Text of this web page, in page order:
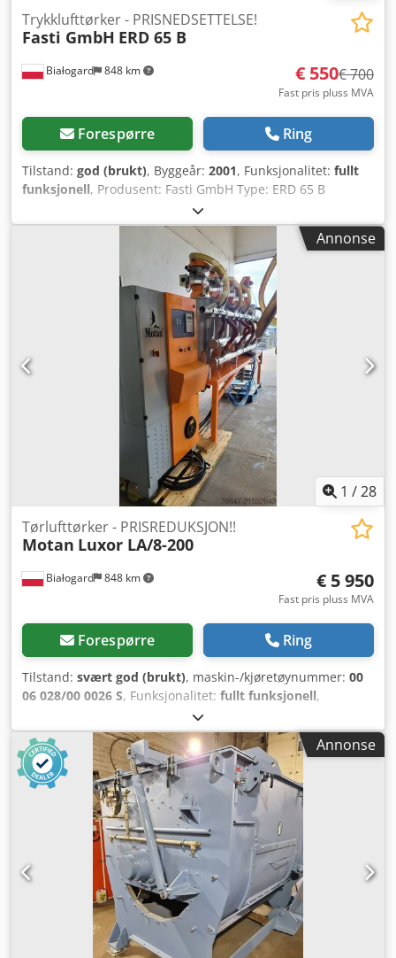
Białogard 848 km
Trykklufttørker - PRISNEDSETTELSE!
Fasti GmbH ERD 65 B
€ 550€ 700
Fast pris pluss MVA
Forespørre Ring
Tilstand: god (brukt), Byggeår: 2001, Funksjonalitet: fullt
funksjonell, Produsent: Fasti GmbH Type: ERD 65 B
Tilslutningseffekt: 0,9 kW PRISREDUKSJON FRA 700 TIL 550
EUR!!! Dcedpfxsvzwrbj Ai Sjk
Annonse
1 /28
Białogard 848 km
Tørlufttørker - PRISREDUKSJON!!
Motan Luxor LA/8-200
€ 5 950
Fast pris pluss MVA
Forespørre Ring
Tilstand: svært god (brukt), maskin-/kjøretøynummer: 00
06 028/00 0026 S, Funksjonalitet: fullt funksjonell,
Tørklufttørker Produsent: Motan Type: Luxor LA/8-200
Tilkoblingseffekt: 6 kW Tørkluftmengde: 200 m3/t Siloer for
granulat: 1 x 150 liter 4 x 60 liter Materialtransportutstyr:
Produsent: Motan Type: HLX-06-1-A000-0 Dedpfx Aoyvfkroi
Seck 5 stk. PRISREDUKSJON FRA 7500 TIL 5950 EUR!!!
Annonse